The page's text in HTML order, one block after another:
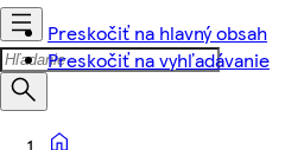
Preskočiť na hlavný obsah
Preskočiť na vyhľadávanie